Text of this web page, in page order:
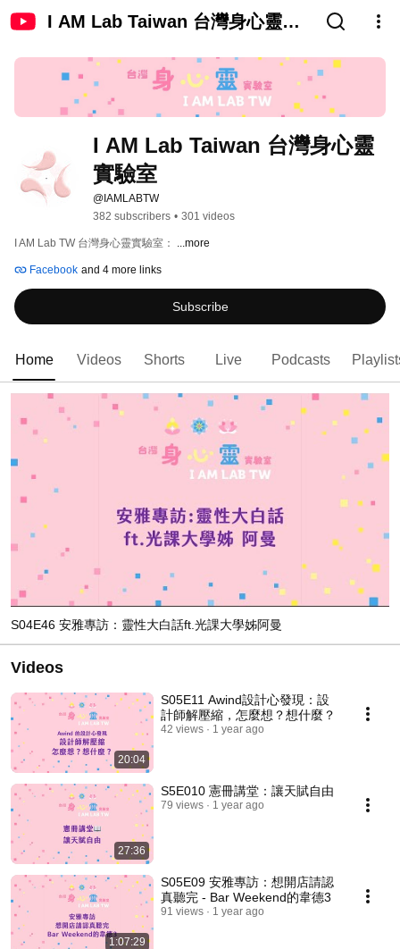
I AM Lab Taiwan 台灣身心靈實
I AM Lab Taiwan 台灣身心靈
實驗室
@IAMLABTW
382 subscribers • 301 videos
I AM Lab TW 台灣身心靈實驗室： ...more
Facebook and 4 more links
Subscribe
Home Videos Shorts Live Podcasts
S04E46 安雅專訪：靈性大白話ft.光課大學姊阿曼
Videos
20:04
S05E11 Awind設計心發現：設
計師解壓縮，怎麼想？想什麼？
42 views 1 year ago
27:36
S5E010 憲冊講堂：讓天賦自由
79 views 1 year ago
1:07:29
S05E09 安雅專訪：想開店請認
真聽完 - Bar Weekend的韋德3
91 views 1 year ago